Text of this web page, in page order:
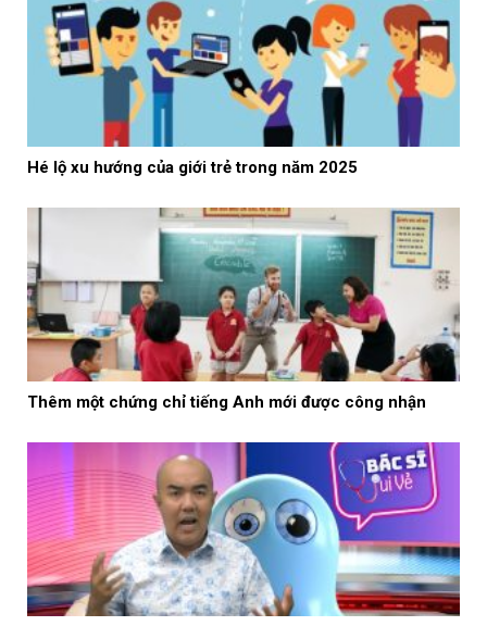
Hé lộ xu hướng của giới trẻ trong năm 2025
Thêm một chứng chỉ tiếng Anh mới được công nhận